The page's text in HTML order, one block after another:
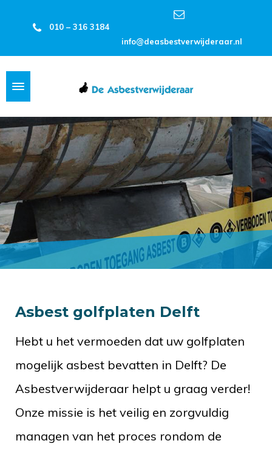
010 – 316 3184
info@deasbestverwijderaar.nl
Asbest golfplaten Delft
Hebt u het vermoeden dat uw golfplaten
mogelijk asbest bevatten in Delft? De
Asbestverwijderaar helpt u graag verder!
Onze missie is het veilig en zorgvuldig
managen van het proces rondom de